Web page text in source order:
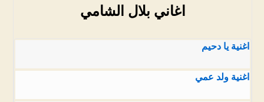
اغاني بلال الشامي
اغنية يا دحيم
اغنية ولد عمي